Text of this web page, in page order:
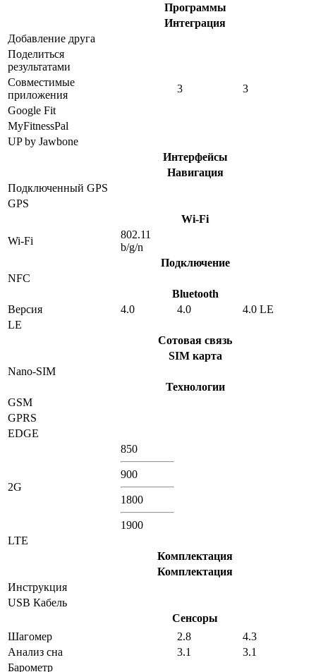
Программы
Интеграция
Добавление друга
Поделиться
результатами
Совместимые
приложения
3
3
Google Fit
MyFitnessPal
UP by Jawbone
Интерфейсы
Навигация
Подключенный GPS
GPS
Wi-Fi
Wi-Fi
802.11
b/g/n
Подключение
NFC
Bluetooth
Версия
4.0 4.0
4.0 LE
LE
Сотовая связь
SIM карта
Nano-SIM
Технологии
GSM
GPRS
EDGE
2G
850
900
1800
1900
LTE
Комплектация
Комплектация
Инструкция
USB Кабель
Сенсоры
Шагомер
2.8
4.3
Анализ сна
3.1
3.1
Барометр